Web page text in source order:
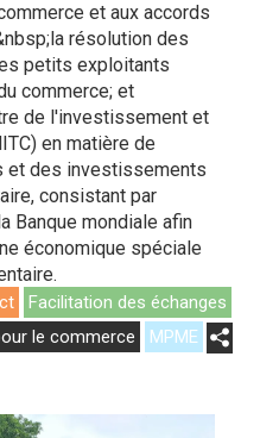
et aux accords
résolution des
petits exploitants
commerce; et
de l'investissement et
en matière de
et des investissements
consistant par
Banque mondiale afin
économique spéciale
Facilitation des échanges
le commerce MPME